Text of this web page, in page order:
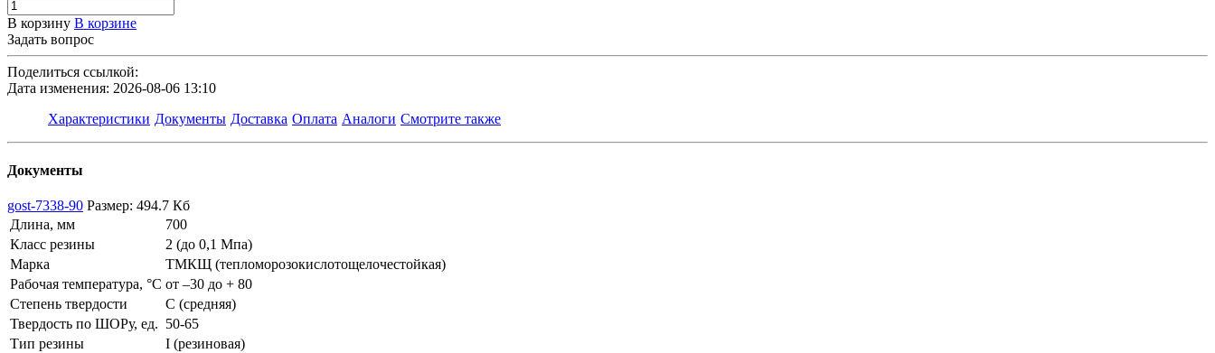
В корзину В корзине
Задать вопрос
Поделиться ссылкой:
Дата изменения: 2026-08-06 13:10
Характеристики Документы Доставка Оплата Аналоги Смотрите также
Документы
gost-7338-90 Размер: 494.7 Кб
Длина, мм
700
Класс резины
2 (до 0,1 Мпа)
Марка
ТМКЩ (тепломорозокислотощелочестойкая)
Рабочая температура, °C от –30 до + 80
Степень твердости
С (средняя)
Твердость по ШОРу, ед. 50-65
Тип резины
I (резиновая)